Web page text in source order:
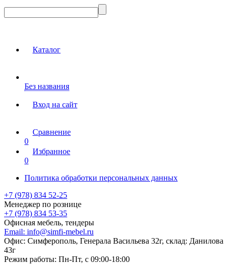
Каталог
Без названия
Вход на сайт
Сравнение
0
Избранное
0
Политика обработки персональных данных
+7 (978) 834 52-25
Менеджер по рознице
+7 (978) 834 53-35
Офисная мебель, тендеры
Email: info@simfi-mebel.ru
Офис: Симферополь, Генерала Васильева 32г, склад: Данилова
43г
Режим работы: Пн-Пт, с 09:00-18:00